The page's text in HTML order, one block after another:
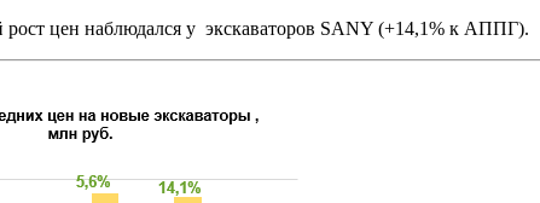
цен наблюдался у экскаваторов SANY (+14,1% к АППГ).